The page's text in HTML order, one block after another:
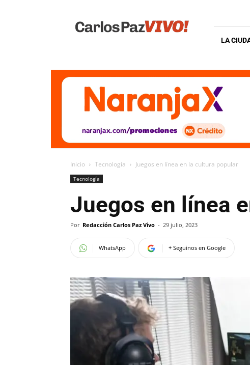
Vivo
LA
Inicio Tecnología Juegos en línea en la cultura popular
Tecnología
Juegos en línea
Por Redacción Carlos Paz Vivo - 29 julio, 2023
WhatsApp + Seguinos en Google